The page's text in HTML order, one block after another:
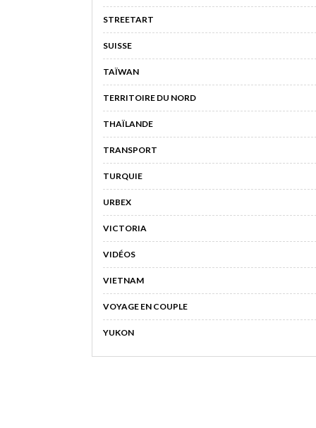
STREETART
SUISSE
TAÏWAN
TERRITOIRE DU NORD
THAÏLANDE
TRANSPORT
TURQUIE
URBEX
VICTORIA
VIDÉOS
VIETNAM
VOYAGE EN COUPLE
YUKON